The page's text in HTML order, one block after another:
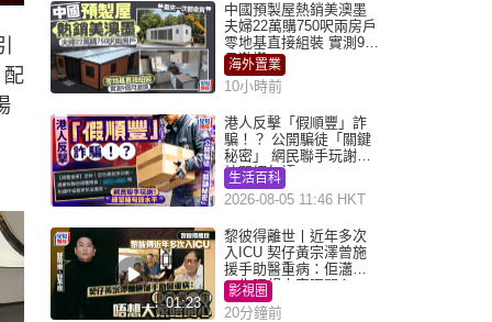
配
中國預製屋熱銷美澳墨
夫婦22萬購750呎兩房戶
零地基直接組裝 實測9個
月激讚
海外置業
10小時前
港人反擊「假順豐」詐
騙！？ 公開騙徒「關鍵
秘密」 網民聯手玩謝：
練習緬甸語
生活百科
2026-08-05 11:46 HKT
01:23
黎彼得離世丨近年多次
入ICU 契仔黃宗澤曾施
援手助醫重病：佢瀟灑
一生唔想大家唔開心
影視圈
20分鐘前